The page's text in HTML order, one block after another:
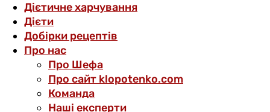
Дієтичне харчування
Дієти
Добірки рецептів
Про нас
Про Шефа
Про сайт klopotenko.com
Команда
Наші експерти